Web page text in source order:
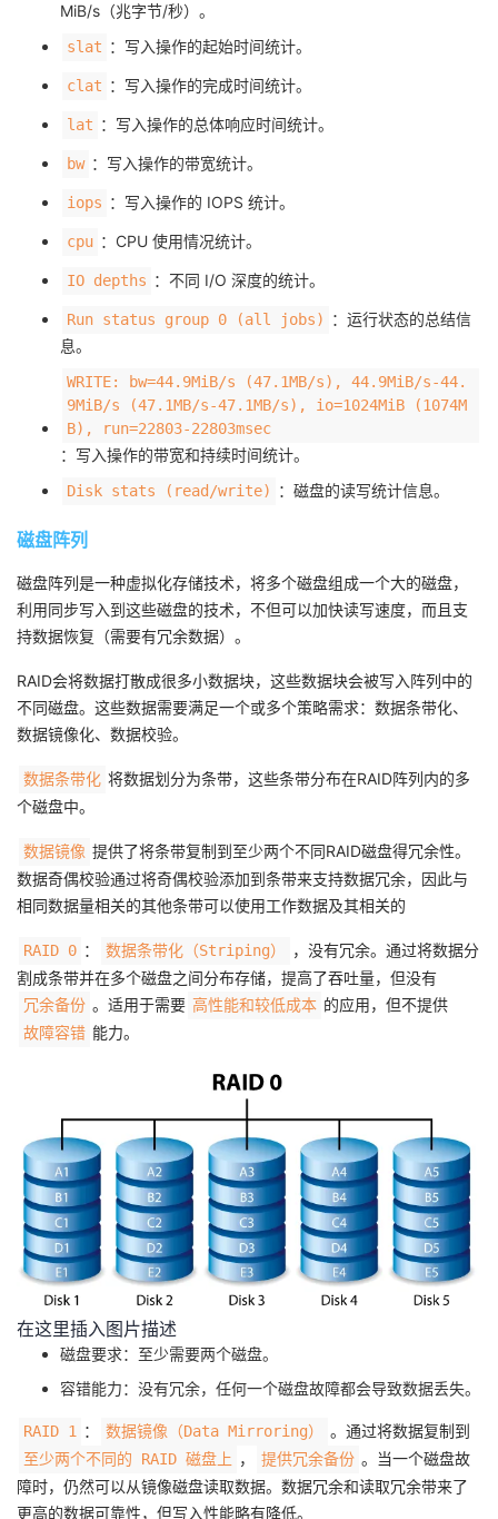
MiB/s（兆字节/秒）。
slat ：写入操作的起始时间统计。
clat ：写入操作的完成时间统计。
lat ：写入操作的总体响应时间统计。
bw ：写入操作的带宽统计。
iops ：写入操作的 IOPS 统计。
cpu ：CPU 使用情况统计。
IO depths ：不同 I/O 深度的统计。
Run status group 0 (all jobs)
：运行状态的总结信
息。
WRITE: bw=44.9MiB/s (47.1MB/s), 44.9MiB/s-44.
9MiB/s (47.1MB/s-47.1MB/s), io=1024MiB (1074M
B), run=22803-22803msec
：写入操作的带宽和持续时间统计。
Disk stats (read/write) ：磁盘的读写统计信息。
磁盘阵列
磁盘阵列是一种虚拟化存储技术，将多个磁盘组成一个大的磁盘，
利用同步写入到这些磁盘的技术，不但可以加快读写速度，而且支
持数据恢复（需要有冗余数据）。
RAID会将数据打散成很多小数据块，这些数据块会被写入阵列中的
不同磁盘。这些数据需要满足一个或多个策略需求：数据条带化、
数据镜像化、数据校验。
数据条带化 将数据划分为条带，这些条带分布在RAID阵列内的多
个磁盘中。
数据镜像 提供了将条带复制到至少两个不同RAID磁盘得冗余性。
数据奇偶校验通过将奇偶校验添加到条带来支持数据冗余，因此与
相同数据量相关的其他条带可以使用工作数据及其相关的
RAID 0 ： 数据条带化（Striping）
，没有冗余。通过将数据分
割成条带并在多个磁盘之间分布存储，提高了吞吐量，但没有
冗余备份 。适用于需要 高性能和较低成本 的应用，但不提供
故障容错 能力。
在这里插入图片描述
磁盘要求：至少需要两个磁盘。
容错能力：没有冗余，任何一个磁盘故障都会导致数据丢失。
RAID 1 ： 数据镜像（Data Mirroring） 。通过将数据复制到
至少两个不同的 RAID 磁盘上 ， 提供冗余备份 。当一个磁盘故
障时，仍然可以从镜像磁盘读取数据。数据冗余和读取冗余带来了
更高的数据可靠性，但写入性能略有降低。